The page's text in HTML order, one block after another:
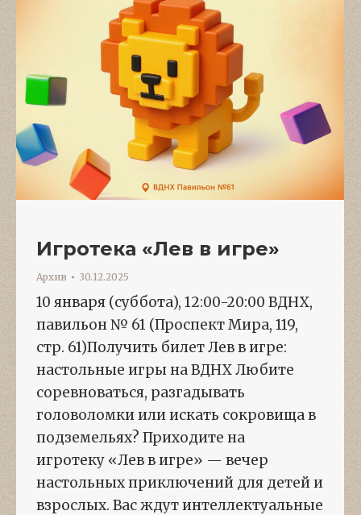
Игротека «Лев в игре»
Архив 30.12.2025
10 января (суббота), 12:00-20:00 ВДНХ,
павильон № 61 (Проспект Мира, 119,
стр. 61)Получить билет Лев в игре:
настольные игры на ВДНХ Любите
соревноваться, разгадывать
головоломки или искать сокровища в
подземельях? Приходите на
игротеку «Лев в игре» — вечер
настольных приключений для детей и
взрослых. Вас ждут интеллектуальные